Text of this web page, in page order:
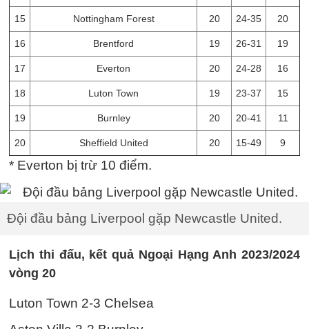
15 Nottingham Forest 20 24-35 20
16 Brentford 19 26-31 19
17 Everton 20 24-28 16
18 Luton Town 19 23-37 15
19 Burnley 20 20-41 11
20 Sheffield United 20 15-49 9
* Everton bị trừ 10 điểm.
Đội đầu bảng Liverpool gặp Newcastle United.
Lịch thi đấu, kết quả Ngoại Hạng Anh 2023/2024
vòng 20
Luton Town 2-3 Chelsea